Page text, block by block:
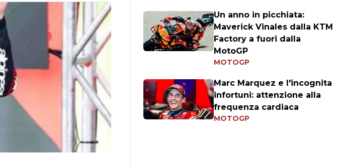
Un anno in picchiata:
Maverick Vinales dalla KTM
Factory a fuori dalla
MotoGP
MOTOGP
Marc Marquez e l'incognita
infortuni: attenzione alla
frequenza cardiaca
MOTOGP